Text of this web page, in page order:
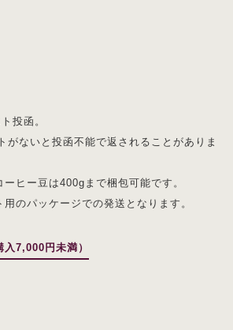
投函。
がないと投函不能で返されることがありま
ヒー豆は400gまで梱包可能です。
のパッケージでの発送となります。
7,000円未満）